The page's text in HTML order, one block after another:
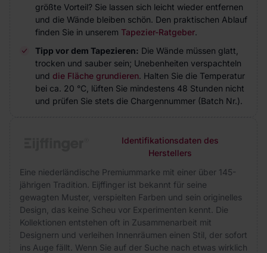
größte Vorteil? Sie lassen sich leicht wieder entfernen
und die Wände bleiben schön. Den praktischen Ablauf
finden Sie in unserem Tapezier-Ratgeber.
Tipp vor dem Tapezieren: Die Wände müssen glatt,
trocken und sauber sein; Unebenheiten verspachteln
und die Fläche grundieren. Halten Sie die Temperatur
bei ca. 20 °C, lüften Sie mindestens 48 Stunden nicht
und prüfen Sie stets die Chargennummer (Batch Nr.).
Identifikationsdaten des
Herstellers
Eine niederländische Premiummarke mit einer über 145-
jährigen Tradition. Eijffinger ist bekannt für seine
gewagten Muster, verspielten Farben und sein originelles
Design, das keine Scheu vor Experimenten kennt. Die
Kollektionen entstehen oft in Zusammenarbeit mit
Designern und verleihen Innenräumen einen Stil, der sofort
ins Auge fällt. Wenn Sie auf der Suche nach etwas wirklich